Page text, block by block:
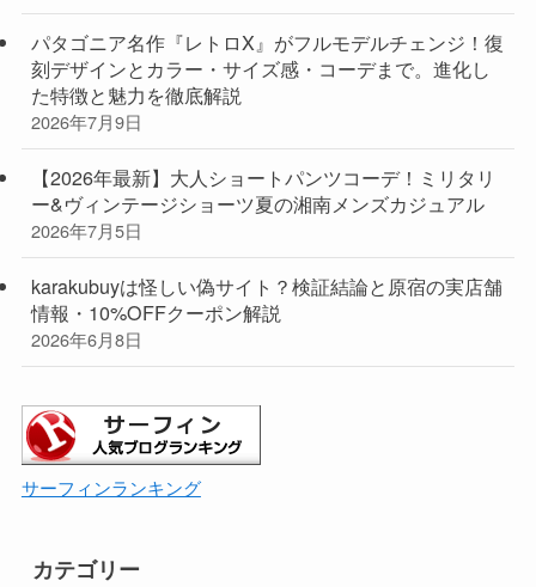
パタゴニア名作『レトロX』がフルモデルチェンジ！復
刻デザインとカラー・サイズ感・コーデまで。進化し
た特徴と魅力を徹底解説
2026年7月9日
【2026年最新】大人ショートパンツコーデ！ミリタリ
ー&ヴィンテージショーツ夏の湘南メンズカジュアル
2026年7月5日
karakubuyは怪しい偽サイト？検証結論と原宿の実店舗
情報・10%OFFクーポン解説
2026年6月8日
サーフィンランキング
カテゴリー